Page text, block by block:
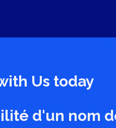
Us today
d'un nom